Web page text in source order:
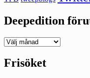
Deepedition
Deepedition
Frisöket